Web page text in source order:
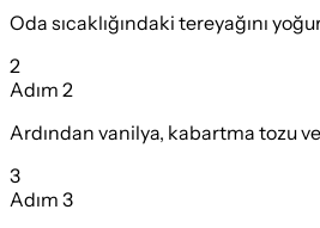
Oda sıcaklığındaki tereyağını
2
Adım 2
Ardından vanilya, kabartma tozu
3
Adım 3